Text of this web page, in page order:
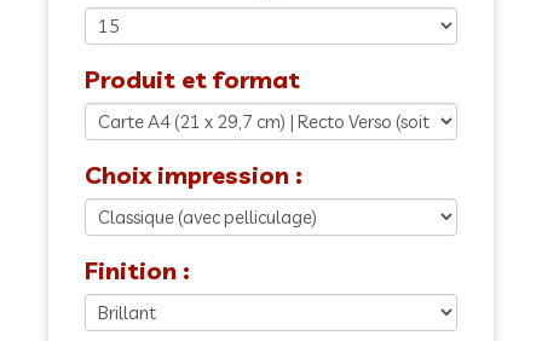
Produit et format
Choix impression :
Finition :